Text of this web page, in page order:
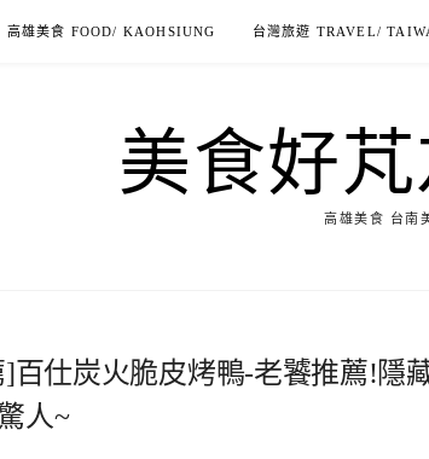
高雄美食 FOOD/ KAOHSIUNG 台灣旅遊 TRAVEL/
美食好芃
高雄美食 台南
百仕炭火脆皮烤鴨-老饕推薦!隱
人~